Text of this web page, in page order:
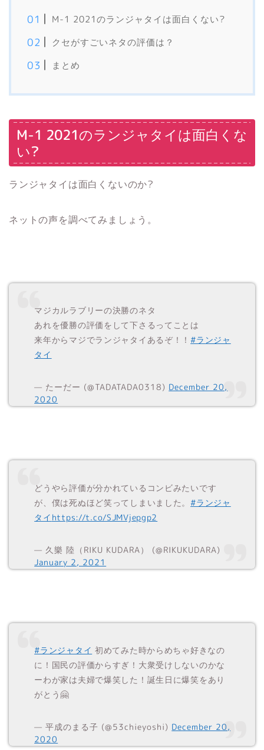
M-1 2021のランジャタイは面白くない?
クセがすごいネタの評価は？
まとめ
M-1 2021のランジャタイは面白くな
い?
ランジャタイは面白くないのか?
ネットの声を調べてみましょう。
マジカルラブリーの決勝のネタ
あれを優勝の評価をして下さるってことは
来年からマジでランジャタイあるぞ！！#ランジャ
タイ
— たーだー (@TADATADA0318) December 20,
2020
どうやら評価が分かれているコンビみたいです
が、僕は死ぬほど笑ってしまいました。#ランジャ
タイ https://t.co/SJMVjepgp2
— 久樂 陸（RIKU KUDARA） (@RIKUKUDARA)
January 2, 2021
#ランジャタイ 初めてみた時からめちゃ好きなの
に！国民の評価からすぎ！大衆受けしないのかな
ーわが家は夫婦で爆笑した！誕生日に爆笑をあり
がとう🤗
— 平成のまる子 (@53chieyoshi) December 20,
2020